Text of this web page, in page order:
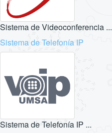
Sistema de Videoconferencia ...
Sistema de Telefonía IP
Sistema de Telefonía IP ...